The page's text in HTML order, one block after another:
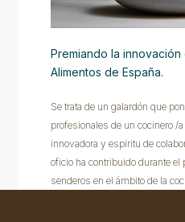
Premiando la innovación
Alimentos de España.
Se trata de un galardón que
profesionales de un cocinero /
innovadora y espíritu de
oficio ha contribuido durante el
senderos en el ámbito de la